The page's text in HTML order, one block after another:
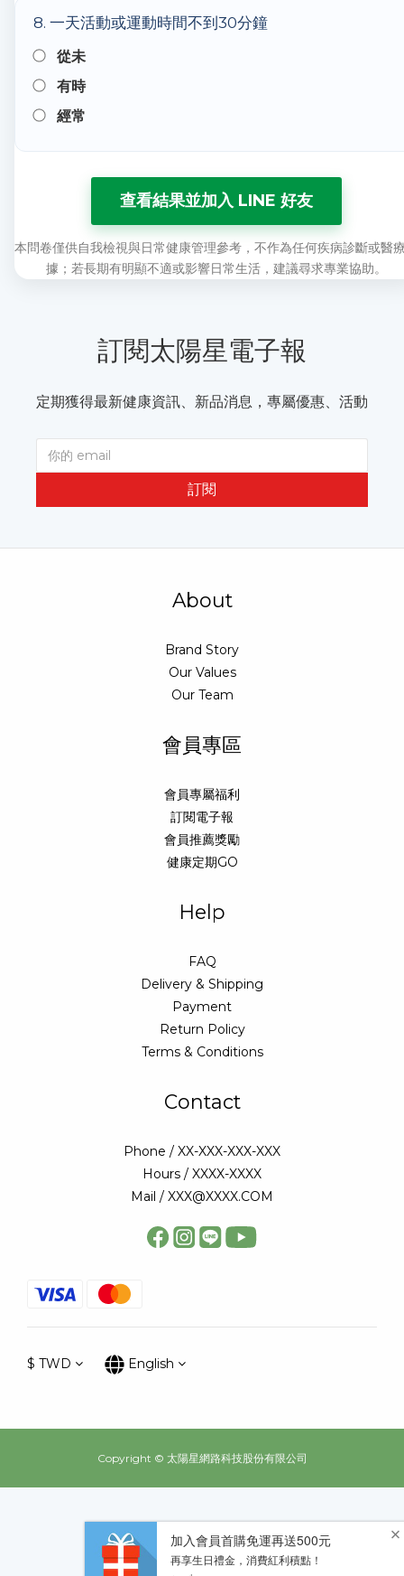
8. 一天活動或運動時間不到30分鐘
從未
有時
經常
查看結果並加入 LINE 好友
本問卷僅供自我檢視與日常健康管理參考，不作為任何疾病診斷或醫
據；若長期有明顯不適或影響日常生活，建議尋求專業協助。
訂閱太陽星電子報
定期獲得最新健康資訊、新品消息，專屬優惠、活動
訂閱
About
Brand Story
Our Values
Our Team
會員專區
會員專屬福利
訂閱電子報
會員推薦獎勵
健康定期GO
Help
FAQ
Delivery & Shipping
Payment
Return Policy
Terms & Conditions
Contact
Phone / XX-XXX-XXX-XXX
Hours / XXXX-XXXX
Mail / XXX@XXXX.COM
$ TWD English
Copyright © 太陽星網路科技股份有限公司